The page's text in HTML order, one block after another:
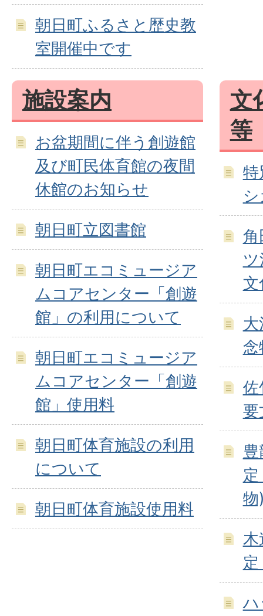
朝日町ふるさと歴史教
室開催中です
施設案内
お盆期間に伴う創遊館
及び町民体育館の夜間
休館のお知らせ
朝日町立図書館
朝日町エコミュージア
ムコアセンター「創遊
館」の利用について
朝日町エコミュージア
ムコアセンター「創遊
館」使用料
朝日町体育施設の利用
について
朝日町体育施設使用料
文
等
特
角
文
念
佐
要
物
木